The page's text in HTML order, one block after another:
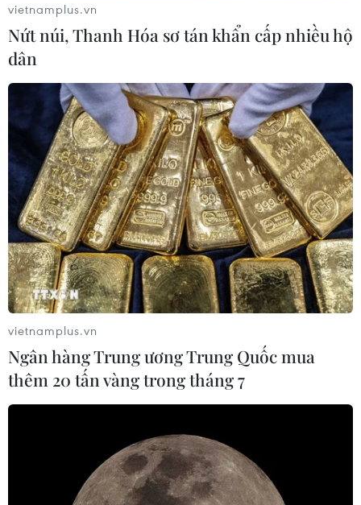
vietnamplus.vn
Nứt núi, Thanh Hóa sơ tán khẩn cấp nhiều hộ
dân
vietnamplus.vn
Ngân hàng Trung ương Trung Quốc mua
thêm 20 tấn vàng trong tháng 7